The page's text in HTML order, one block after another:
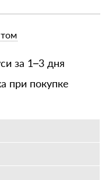
за 1–3 дня
при покупке